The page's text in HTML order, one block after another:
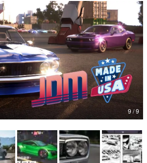
形から解き明かしていく、硬派で骨太な評論連載
が変えた日本語
」「裏技」「ラスボス」… ゲームにまつわる言葉
用法の変遷を、コンピューター文化史研究家・タ
氏が徹底調査。
9 / 9